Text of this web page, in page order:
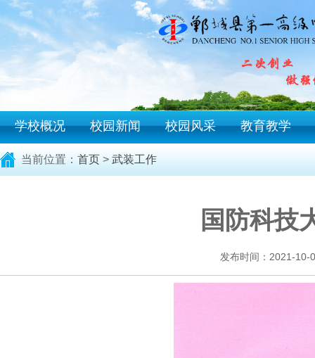
学校概况 校园新闻 校园风采 教育教学
当前位置： 首页 > 武装工作
国防科技
发布时间：2021-10-